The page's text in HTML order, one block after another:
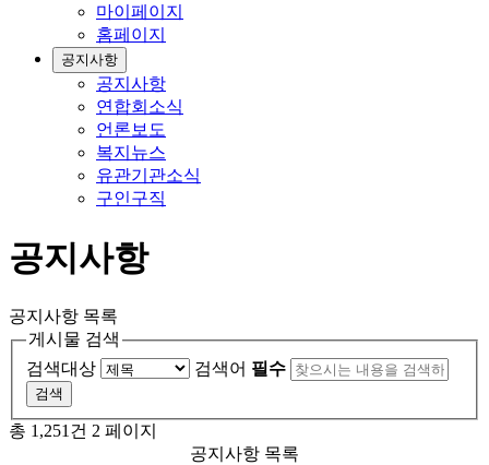
마이페이지
홈페이지
공지사항
공지사항
연합회소식
언론보도
복지뉴스
유관기관소식
구인구직
공지사항
공지사항 목록
게시물 검색
검색대상
검색어 필수
총 1,251건 2 페이지
공지사항 목록